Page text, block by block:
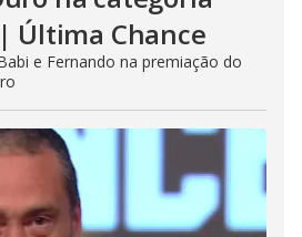
Última Chance
e Fernando na premiação do